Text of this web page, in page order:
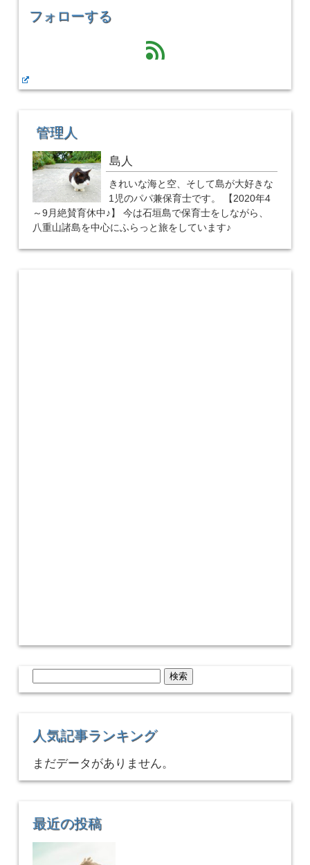
フォローする
feed
管理人
島人
きれいな海と空、そして島が大好きな
1児のパパ兼保育士です。 【2020年4
～9月絶賛育休中♪】 今は石垣島で保育士をしながら、
八重山諸島を中心にふらっと旅をしています♪
索:
人気記事ランキング
まだデータがありません。
最近の投稿